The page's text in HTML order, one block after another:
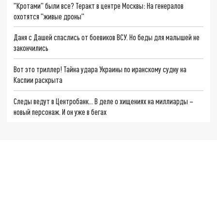
"Кротами" были все? Теракт в центре Москвы: На генералов
охотятся "живые дроны"
Даня с Дашей спаслись от боевиков ВСУ. Но беды для малышей не
закончились
Вот это триллер! Тайна удара Украины по иранскому судну на
Каспии раскрыта
Следы ведут в Центробанк… В деле о хищениях на миллиарды –
новый персонаж. И он уже в бегах